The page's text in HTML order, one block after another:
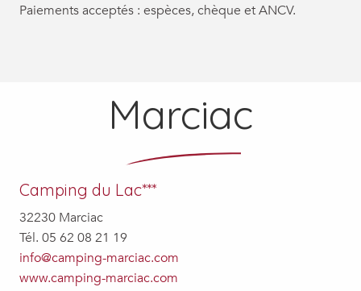
Paiements acceptés : espèces, chèque et ANCV.
Marciac
Camping du Lac***
32230 Marciac
Tél. 05 62 08 21 19
info@camping-marciac.com
www.camping-marciac.com